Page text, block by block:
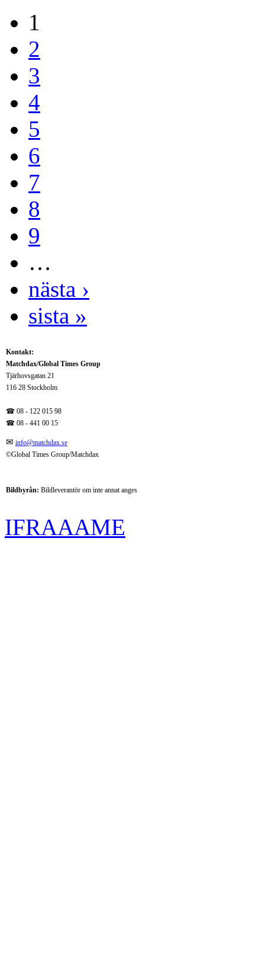
1
2
3
4
5
6
7
8
9
…
nästa ›
sista »
Kontakt:
Matchdax/Global Times Group
Tjärhovsgatan 21
116 28 Stockholm
☎ 08 - 122 015 98
☎ 08 - 441 00 15
✉ info@matchdax.se
©Global Times Group/Matchdax
Bildbyrån: Bildleverantör om inte annat anges
IFRAAAME